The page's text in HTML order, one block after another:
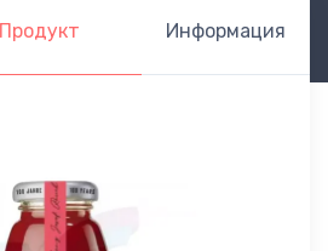
Продукт Информация